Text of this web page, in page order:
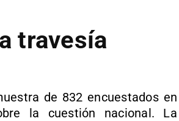
travesía
de 832 encuestados en
la cuestión nacional. La